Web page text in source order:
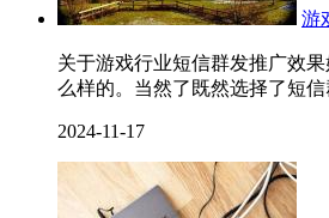
游
关于游戏行业短信群发推广效
么样的。当然了既然选择了短
2024-11-17